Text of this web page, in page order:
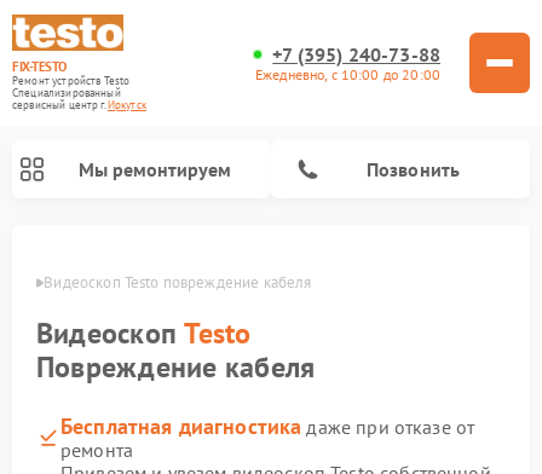
FIX-TESTO
Ремонт устройств Testo
Специализированный
cервисный центр г.Иркутск
+7 (395) 240-73-88
Ежедневно, с 10:00 до 20:00
Мы ремонтируем Позвонить
Видеоскоп Testo повреждение кабеля
ВидеоскопTesto
Повреждение кабеля
Бесплатная диагностика даже при отказе от
ремонта